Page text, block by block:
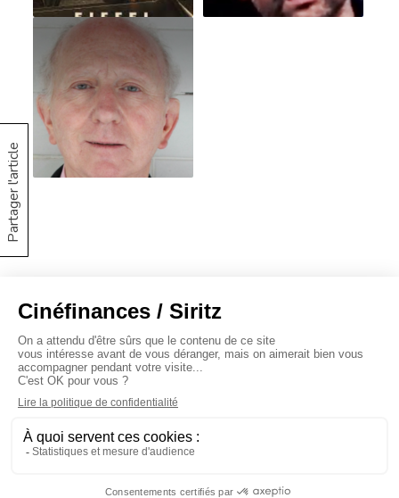
Partager l'article
À propos
Baromètres
Cinéscoop
Éditorial
Le Carrefour
Siritz © 2020 -